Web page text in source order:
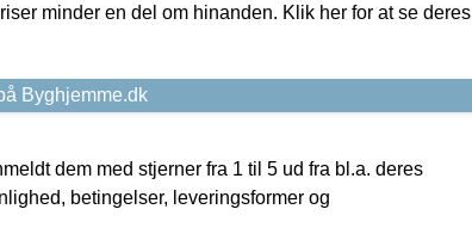
minder en del om hinanden. Klik her for at se deres
Byghjemme.dk
dem med stjerner fra 1 til 5 ud fra bl.a. deres
betingelser, leveringsformer og